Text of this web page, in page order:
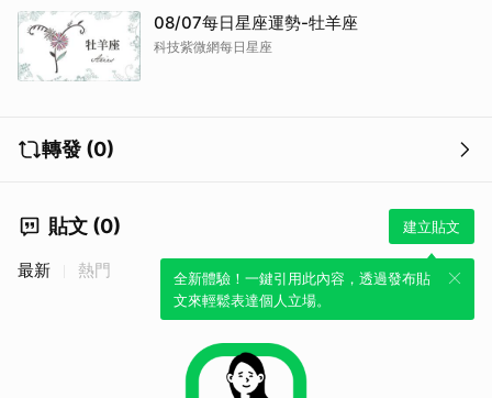
08/07每日星座運勢-牡羊座
科技紫微網每日星座
轉發 (0)
貼文 (0) 建立貼文
全新體驗！一鍵引用此內容，透過發布貼
文來輕鬆表達個人立場。
最新 熱門